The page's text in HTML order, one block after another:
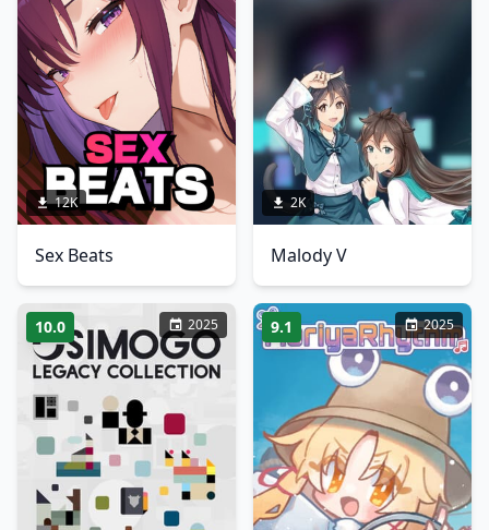
12K
Sex Beats
2K
Malody V
10.0 2025 9.1 2025